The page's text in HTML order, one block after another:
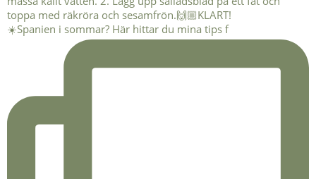
☀️Spanien i sommar? Här hittar du mina tips f